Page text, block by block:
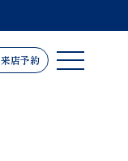
来店予約